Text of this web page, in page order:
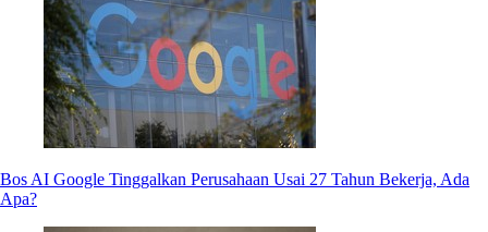
Bos AI Google Tinggalkan Perusahaan Usai 27 Tahun Bekerja, Ada
Apa?